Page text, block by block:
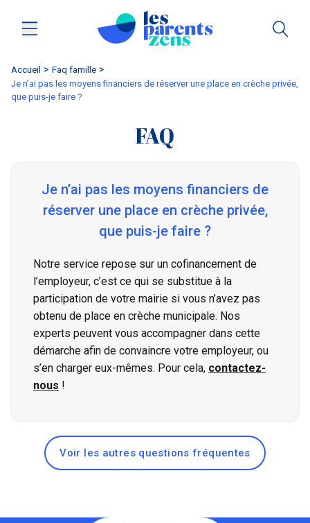
Accueil
faq famille
Je n’ai pas les moyens financiers de réserver une place en crèche privée,
que puis-je faire ?
FAQ
Je n’ai pas les moyens financiers de
réserver une place en crèche privée,
que puis-je faire ?
Notre service repose sur un cofinancement de
l’employeur, c’est ce qui se substitue à la
participation de votre mairie si vous n’avez pas
obtenu de place en crèche municipale. Nos
experts peuvent vous accompagner dans cette
démarche afin de convaincre votre employeur, ou
s’en charger eux-mêmes. Pour cela, contactez-
nous !
Voir les autres questions fréquentes